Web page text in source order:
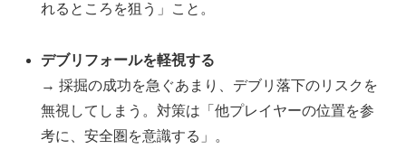
れるところを狙う」こと。
デブリフォールを軽視する
→ 採掘の成功を急ぐあまり、デブリ落下のリスクを
無視してしまう。対策は「他プレイヤーの位置を参
考に、安全圏を意識する」。